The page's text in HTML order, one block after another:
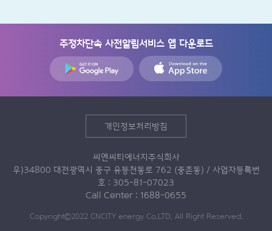
주정차단속 사전알림서비스 앱 다운로드
씨엔씨티에너지주식회사
우)34800 대전광역시 중구 유등천동로 762 (중촌동) / 사업자등록번
호 : 305-81-07023
Call Center : 1688-0655
Copyright©2022 CNCITY energy Co.LTD. All Right Reserved.
개인정보처리방침